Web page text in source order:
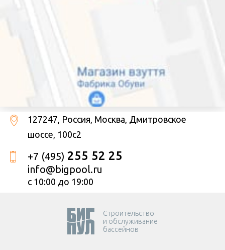
127247, Россия, Москва, Дмитровское
шоссе, 100с2
+7 (495) 255 52 25
info@bigpool.ru
с 10:00 до 19:00
Cтроительство
и обслуживание
бассейнов